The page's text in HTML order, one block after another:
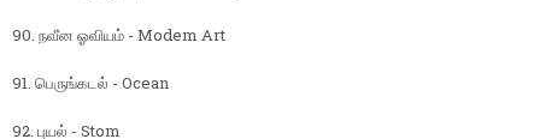
90. நவீன ஓவியம் - Modem Art
91. பெருங்கடல் - Ocean
92. புயல் - Stom